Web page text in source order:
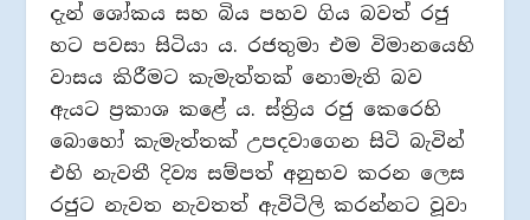
දැන් ශෝකය සහ බිය පහව ගිය බවත් රජු
හට පවසා සිටියා ය. රජතුමා එම විමානයෙහි
වාසය කිරීමට කැමැත්තක් නොමැති බව
ඇයට ප්‍රකාශ කළේ ය. ස්ත්‍රිය රජු කෙරෙහි
බොහෝ කැමැත්තක් උපදවාගෙන සිටි බැවින්
එහි නැවතී දිව්‍ය සම්පත් අනුභව කරන ලෙස
රජුට නැවත නැවතත් ඇවිටිලි කරන්නට වූවා